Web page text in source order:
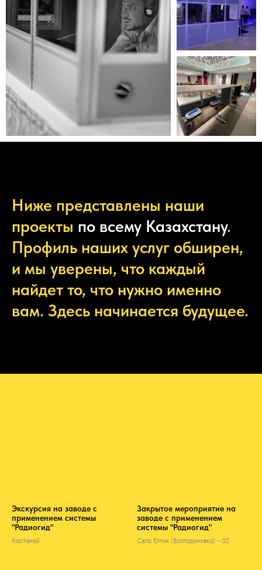
Ниже представлены наши
проекты по всему Казахстану.
Профиль наших услуг обширен,
и мы уверены, что каждый
найдет то, что нужно именно
вам. Здесь начинается будущее.
Экскурсия на заводе с
применением системы
"Радиогид"
Костанай
Закрытое мероприятие на
заводе с применением
системы "Радиогид"
Село Елток (Волгодоновка) - 02